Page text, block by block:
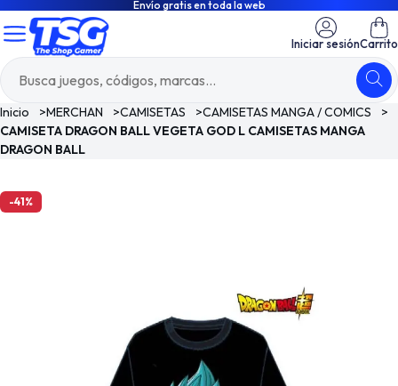
Envío gratis en toda la web
Iniciar sesiónCarrito
Inicio >MERCHAN >CAMISETAS >CAMISETAS MANGA / COMICS
>
CAMISETA DRAGON BALL VEGETA GOD L CAMISETAS MANGA
DRAGON BALL
-41%